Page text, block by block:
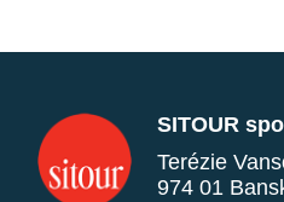
SITOUR
Terézie
974 01